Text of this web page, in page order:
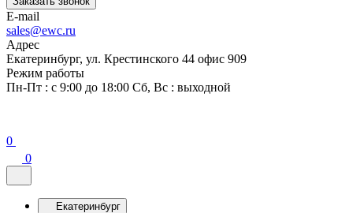
E-mail
sales@ewc.ru
Адрес
Екатеринбург, ул. Крестинского 44 офис 909
Режим работы
Пн-Пт : с 9:00 до 18:00 Сб, Вс : выходной
0
0
Екатеринбург